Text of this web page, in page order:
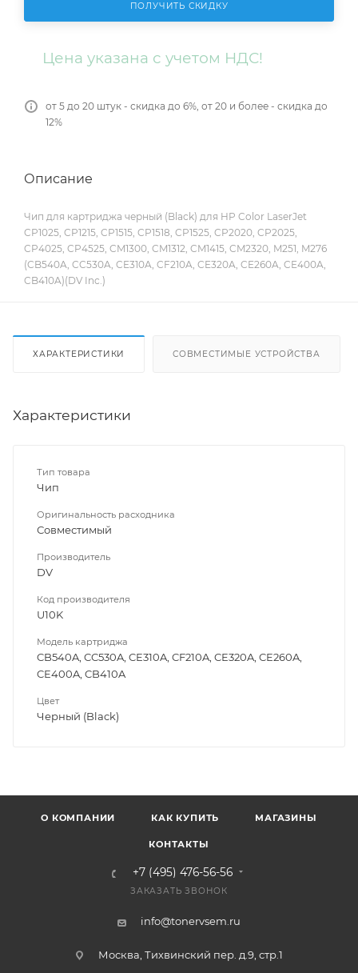
ПОЛУЧИТЬ СКИДКУ
Цена указана с учетом НДС!
от 5 до 20 штук - скидка до 6%, от 20 и более - скидка до
12%
Описание
Чип для картриджа черный (Black) для HP Color LaserJet
CP1025, CP1215, CP1515, CP1518, CP1525, CP2020, CP2025,
CP4025, CP4525, CM1300, CM1312, CM1415, CM2320, M251, M276
(CB540A, CC530A, CE310A, CF210A, CE320A, CE260A, CE400A,
CB410A)(DV Inc.)
ХАРАКТЕРИСТИКИ СОВМЕСТИМЫЕ УСТРОЙСТВА
Характеристики
Тип товара
Чип
Оригинальность расходника
Совместимый
Производитель
DV
Код производителя
U10K
Модель картриджа
CB540A, CC530A, CE310A, CF210A, CE320A, CE260A,
CE400A, CB410A
Цвет
Черный (Black)
О КОМПАНИИ КАК КУПИТЬ МАГАЗИНЫ
КОНТАКТЫ
+7 (495) 476-56-56
ЗАКАЗАТЬ ЗВОНОК
info@tonervsem.ru
Москва, Тихвинский пер. д.9, стр.1